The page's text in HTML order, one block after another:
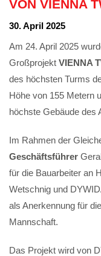
VON VIENNA
30. April 2025
Am 24. April 2025
GroßprojektVIENNA
des höchsten Turms
Höhe von 155 Metern
höchste Gebäude des
Im Rahmen der
Geschäftsführer
für die Bauarbeiter an
Wetschnig und
als Anerkennung für
Mannschaft.
Das Projekt wird von